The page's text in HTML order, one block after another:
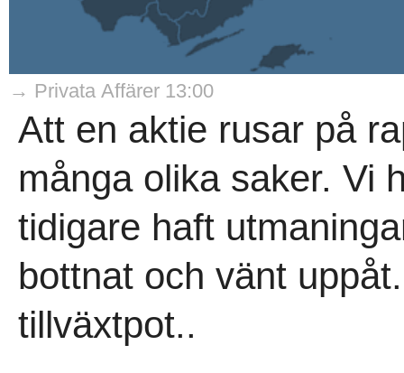
→ Privata Affärer 13:00
Att en aktie rusar på
många olika saker. Vi
tidigare haft
bottnat och vänt
tillväxtpot..